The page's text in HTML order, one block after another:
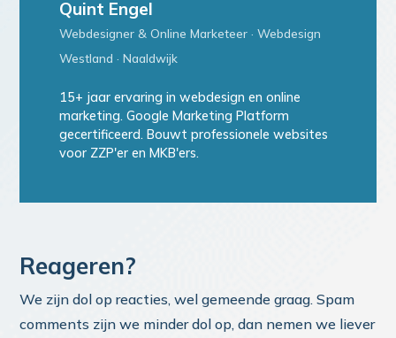
Quint Engel
Webdesigner & Online Marketeer · Webdesign
Westland · Naaldwijk
15+ jaar ervaring in webdesign en online
marketing. Google Marketing Platform
gecertificeerd. Bouwt professionele websites
voor ZZP'er en MKB'ers.
Reageren?
We zijn dol op reacties, wel gemeende graag. Spam
comments zijn we minder dol op, dan nemen we liever